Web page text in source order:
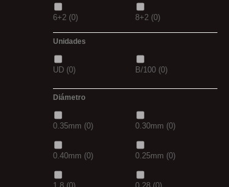
(0) (0)
43(0) 44(0)
6+2 (0) 8+2 (0)
(0) (0)
Unidades
UD (0) B/100 (0)
Diámetro
0.35mm (0) 0.30mm (0)
0.40mm (0) 0.25mm (0)